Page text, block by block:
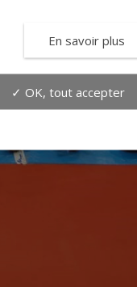
En savoir plus
✓ OK, tout accepter